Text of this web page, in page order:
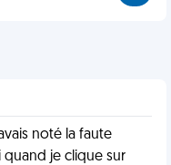
noté la faute
je clique sur